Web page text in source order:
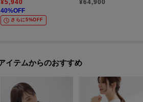
¥5,940
40%OFF
さらに5%OFF
¥64,900
イテムからのおすすめ